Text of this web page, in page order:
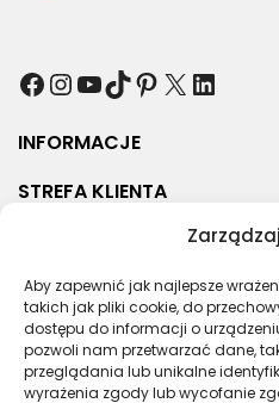
Aby zapewnić jak najlepsze
takich jak pliki cookie, do
dostępu do informacji o
pozwoli nam przetwarzać dane,
przeglądania lub unikalne
wyrażenia zgody lub wycofanie
Facebook
Instagram
YouTube
TikTok
Pinterest
X
INFORMACJE
STREFA KLIENTA
NASZE LOKALIZACJE
OSTATNIE POSTY